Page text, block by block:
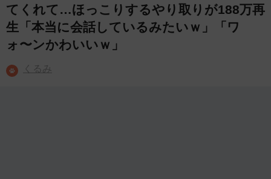
てくれて…ほっこりするやり取りが188万再
生「本当に会話しているみたいｗ」「ワ
ォ〜ンかわいいｗ」
くるみ